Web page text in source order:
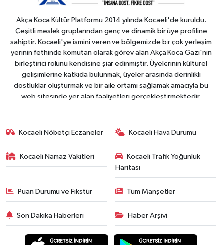
Akça Koca Kültür Platformu 2014 yılında Kocaeli'de kuruldu.
Çeşitli meslek gruplarından genç ve dinamik bir üye profiline
sahiptir. Kocaeli'ye ismini veren ve bölgemizde bir çok yerleşim
yerinin fethinde komutan olarak görev alan Akça Koca Gazi'nin
birleştirici rolünü kendisine şiar edinmiştir. Üyelerinin kültürel
gelişimlerine katkıda bulunmak, üyeler arasında derinlikli
dostluklar oluşturmak ve bir aile ortamı sağlamak amacıyla bu
web sitesinde yer alan faaliyetleri gerçekleştirmektedir.
Kocaeli Nöbetçi Eczaneler Kocaeli Hava Durumu
Kocaeli Namaz Vakitleri
Kocaeli Trafik Yoğunluk
Haritası
Puan Durumu ve Fikstür Tüm Manşetler
Son Dakika Haberleri Haber Arşivi